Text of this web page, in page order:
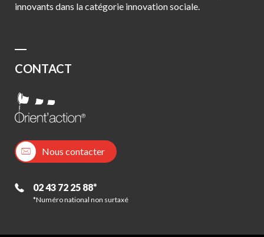
innovants dans la catégorie innovation sociale.
CONTACT
Nous contacter
02 43 72 25 88*
*Numéro national non surtaxé